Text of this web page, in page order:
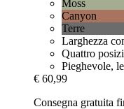
Moss
Canyon
Terre
Larghezza
Quattro
Pieghevole,
€ 60,99
Consegna gratuita